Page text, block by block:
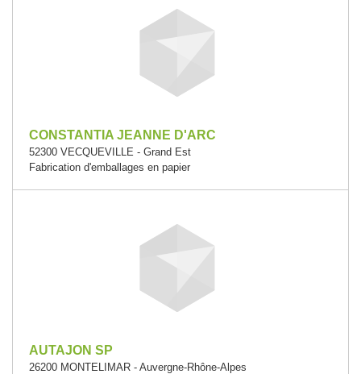
CONSTANTIA JEANNE D'ARC
52300 VECQUEVILLE - Grand Est
Fabrication d'emballages en papier
AUTAJON SP
26200 MONTELIMAR - Auvergne-Rhône-Alpes